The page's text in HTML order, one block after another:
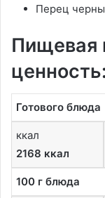
Перец
Пищевая
ценность:
Готового блюда
ккал
2168 ккал
100 г блюда